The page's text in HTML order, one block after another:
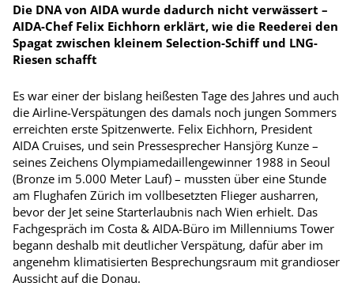
Die DNA von AIDA wurde dadurch nicht verwässert –
AIDA-Chef Felix Eichhorn erklärt, wie die Reederei den
Spagat zwischen kleinem Selection-Schiff und LNG-
Riesen schafft
Es war einer der bislang heißesten Tage des Jahres und auch
die Airline-Verspätungen des damals noch jungen Sommers
erreichten erste Spitzenwerte. Felix Eichhorn, President
AIDA Cruises, und sein Pressesprecher Hansjörg Kunze –
seines Zeichens Olympiamedaillengewinner 1988 in Seoul
(Bronze im 5.000 Meter Lauf) – mussten über eine Stunde
am Flughafen Zürich im vollbesetzten Flieger ausharren,
bevor der Jet seine Starterlaubnis nach Wien erhielt. Das
Fachgespräch im Costa & AIDA-­Büro im Millenniums Tower
begann deshalb mit deutlicher Verspätung, dafür aber im
angenehm klimatisierten Besprechungsraum mit grandioser
Aussicht auf die Donau.